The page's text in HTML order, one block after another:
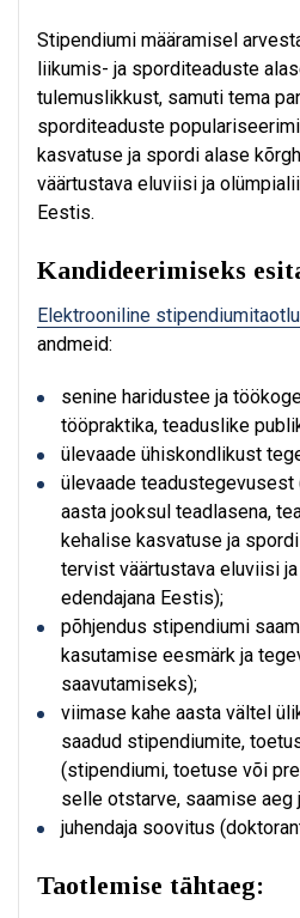
Stipendiumi määramisel
liikumis- ja sporditeaduste
tulemuslikkust, samuti tema
sporditeaduste
kasvatuse ja spordi alase
väärtustava eluviisi ja
Eestis.
Kandideerimiseks
Elektrooniline
andmeid:
senine haridustee ja
tööpraktika, teaduslike
ülevaade ühiskondlikust
ülevaade
aasta jooksul teadlasena,
kehalise kasvatuse ja
tervist väärtustava eluviisi
edendajana Eestis);
põhjendus stipendiumi
kasutamise eesmärk ja
saavutamiseks);
viimase kahe aasta vältel
saadud stipendiumite,
(stipendiumi, toetuse või
selle otstarve, saamise aeg
juhendaja soovitus
Taotlemise tähtaeg: